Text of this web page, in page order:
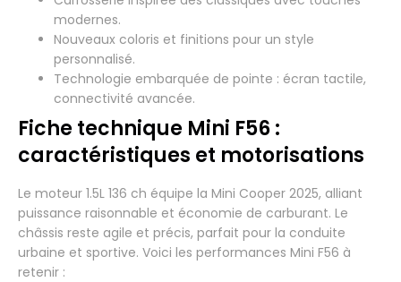
modernes.
Nouveaux coloris et finitions pour un style
personnalisé.
Technologie embarquée de pointe : écran tactile,
connectivité avancée.
Fiche technique Mini F56 :
caractéristiques et motorisations
Le moteur 1.5L 136 ch équipe la Mini Cooper 2025, alliant
puissance raisonnable et économie de carburant. Le
châssis reste agile et précis, parfait pour la conduite
urbaine et sportive. Voici les performances Mini F56 à
retenir :